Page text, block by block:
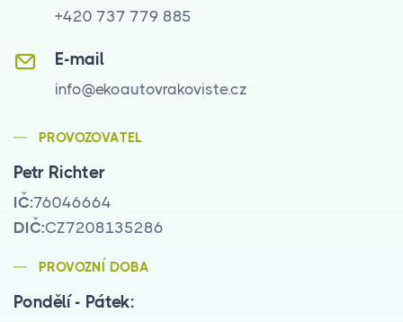
+420 737 779 885
E-mail
info@ekoautovrakoviste.cz
PROVOZOVATEL
Petr Richter
IČ:76046664
DIČ:CZ7208135286
PROVOZNÍ DOBA
Pondělí - Pátek: